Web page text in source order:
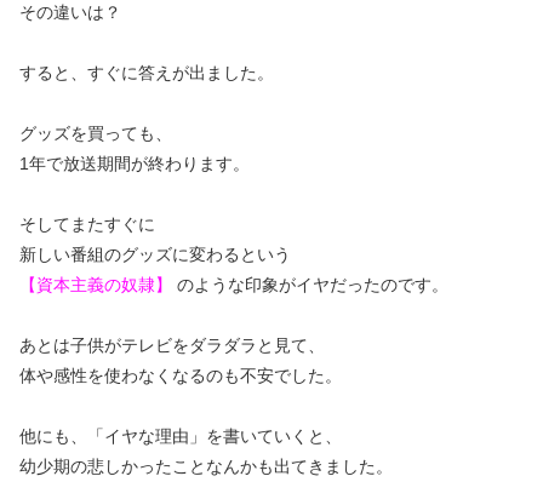
その違いは？
すると、すぐに答えが出ました。
グッズを買っても、
1年で放送期間が終わります。
そしてまたすぐに
新しい番組のグッズに変わるという
【資本主義の奴隷】
のような印象がイヤだったのです。
あとは子供がテレビをダラダラと見て、
体や感性を使わなくなるのも不安でした。
他にも、「イヤな理由」を書いていくと、
幼少期の悲しかったことなんかも出てきました。